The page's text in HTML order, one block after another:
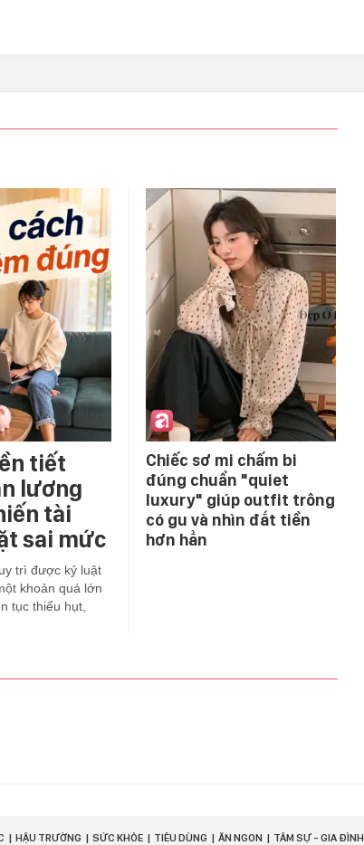
tiết
lương
tài
sai mức
trì được kỷ luật
khoản quá lớn
tục thiếu hụt,
Chiếc sơ mi chấm bi
đúng chuẩn "quiet
luxury" giúp outfit trông
có gu và nhìn đắt tiền
hơn hẳn
HẬU TRƯỜNG SỨC KHỎE TIÊU DÙNG ĂN NGON TÂM SỰ - GIA ĐÌNH